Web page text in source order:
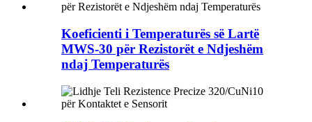
Koeficienti i Temperaturës së Lartë
MWS-30 për Rezistorët e Ndjeshëm
ndaj Temperaturës